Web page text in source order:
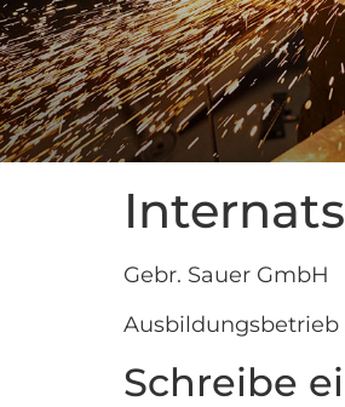
Gebr. Sauer GmbH
Schreibe